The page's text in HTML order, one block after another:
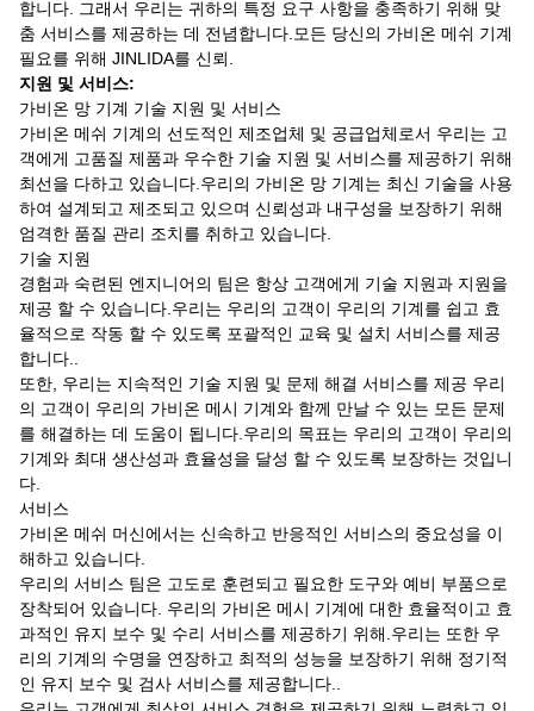
합니다. 그래서 우리는 귀하의 특정 요구 사항을 충족하기 위해 맞
춤 서비스를 제공하는 데 전념합니다.모든 당신의 가비온 메쉬 기계
필요를 위해 JINLIDA를 신뢰.
지원 및 서비스:
가비온 망 기계 기술 지원 및 서비스
가비온 메쉬 기계의 선도적인 제조업체 및 공급업체로서 우리는 고
객에게 고품질 제품과 우수한 기술 지원 및 서비스를 제공하기 위해
최선을 다하고 있습니다.우리의 가비온 망 기계는 최신 기술을 사용
하여 설계되고 제조되고 있으며 신뢰성과 내구성을 보장하기 위해
엄격한 품질 관리 조치를 취하고 있습니다.
기술 지원
경험과 숙련된 엔지니어의 팀은 항상 고객에게 기술 지원과 지원을
제공 할 수 있습니다.우리는 우리의 고객이 우리의 기계를 쉽고 효
율적으로 작동 할 수 있도록 포괄적인 교육 및 설치 서비스를 제공
합니다..
또한, 우리는 지속적인 기술 지원 및 문제 해결 서비스를 제공 우리
의 고객이 우리의 가비온 메시 기계와 함께 만날 수 있는 모든 문제
를 해결하는 데 도움이 됩니다.우리의 목표는 우리의 고객이 우리의
기계와 최대 생산성과 효율성을 달성 할 수 있도록 보장하는 것입니
다.
서비스
가비온 메쉬 머신에서는 신속하고 반응적인 서비스의 중요성을 이
해하고 있습니다.
우리의 서비스 팀은 고도로 훈련되고 필요한 도구와 예비 부품으로
장착되어 있습니다. 우리의 가비온 메시 기계에 대한 효율적이고 효
과적인 유지 보수 및 수리 서비스를 제공하기 위해.우리는 또한 우
리의 기계의 수명을 연장하고 최적의 성능을 보장하기 위해 정기적
인 유지 보수 및 검사 서비스를 제공합니다..